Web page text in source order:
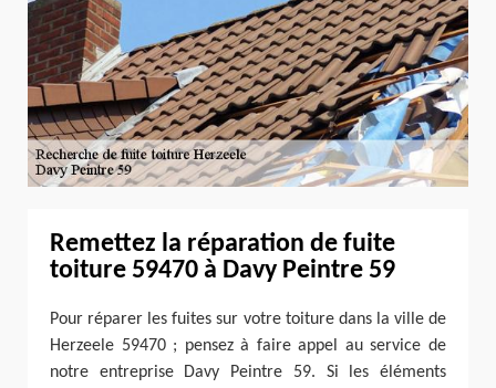
Remettez la réparation de fuite
toiture 59470 à Davy Peintre 59
Pour réparer les fuites sur votre toiture dans la ville de
Herzeele 59470 ; pensez à faire appel au service de
notre entreprise Davy Peintre 59. Si les éléments